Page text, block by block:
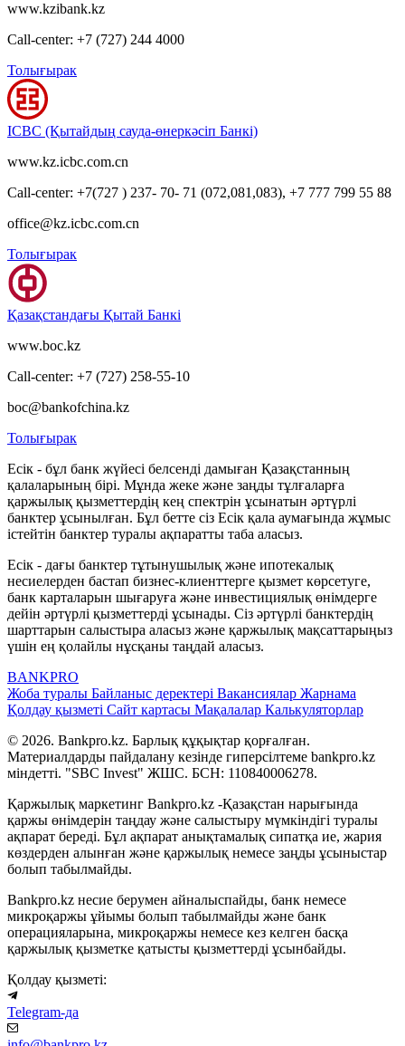
www.kzibank.kz
Call-center: +7 (727) 244 4000
Толығырак
ICBC (Қытайдың сауда-өнеркәсіп Банкі)
www.kz.icbc.com.cn
Call-center: +7(727 ) 237- 70- 71 (072,081,083), +7 777 799 55 88
office@kz.icbc.com.cn
Толығырак
Қазақстандағы Қытай Банкі
www.boc.kz
Call-center: +7 (727) 258-55-10
boc@bankofchina.kz
Толығырак
Есік - бұл банк жүйесі белсенді дамыған Қазақстанның
қалаларының бірі. Мұнда жеке және заңды тұлғаларға
қаржылық қызметтердің кең спектрін ұсынатын әртүрлі
банктер ұсынылған. Бұл бетте сіз Есік қала аумағында жұмыс
істейтін банктер туралы ақпаратты таба аласыз.
Есік - дағы банктер тұтынушылық және ипотекалық
несиелерден бастап бизнес-клиенттерге қызмет көрсетуге,
банк карталарын шығаруға және инвестициялық өнімдерге
дейін әртүрлі қызметтерді ұсынады. Сіз әртүрлі банктердің
шарттарын салыстыра аласыз және қаржылық мақсаттарыңыз
үшін ең қолайлы нұсқаны таңдай аласыз.
BANKPRO
Жоба туралы Байланыс деректері Вакансиялар Жарнама
Қолдау қызметі Сайт картасы Мақалалар Калькуляторлар
© 2026. Bankpro.kz. Барлық құқықтар қорғалған.
Материалдарды пайдалану кезінде гиперсілтеме bankpro.kz
міндетті. "SBC Invest" ЖШС. БСН: 110840006278.
Қаржылық маркетинг Bankpro.kz -Қазақстан нарығында
қаржы өнімдерін таңдау және салыстыру мүмкіндігі туралы
ақпарат береді. Бұл ақпарат анықтамалық сипатқа ие, жария
көздерден алынған және қаржылық немесе заңды ұсыныстар
болып табылмайды.
Bankpro.kz несие берумен айналыспайды, банк немесе
микроқаржы ұйымы болып табылмайды және банк
операцияларына, микроқаржы немесе кез келген басқа
қаржылық қызметке қатысты қызметтерді ұсынбайды.
Қолдау қызметі:
Telegram-да